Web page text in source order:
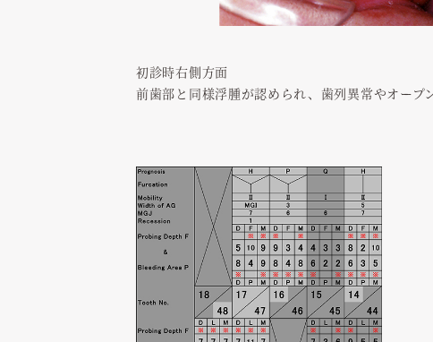
初診時右側方面
前歯部と同様浮腫が認められ、歯列異常やオープ